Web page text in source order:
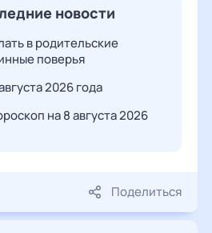
новости
в родительские
поверья
2026 года
на 8 августа 2026
Поделиться